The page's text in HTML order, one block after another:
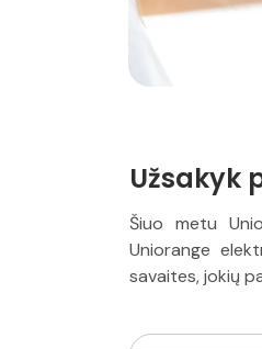
Užsakyk
Šiuo metu
Uniorange
savaites, jokių